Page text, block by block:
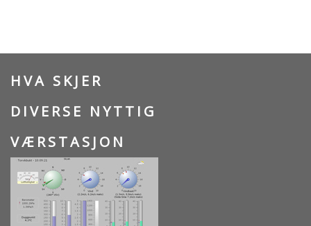
HVA SKJER
DIVERSE NYTTIG
VÆRSTASJON